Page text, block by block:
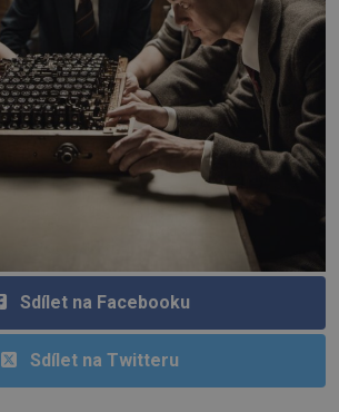
Sdílet na Facebooku
Sdílet na Twitteru